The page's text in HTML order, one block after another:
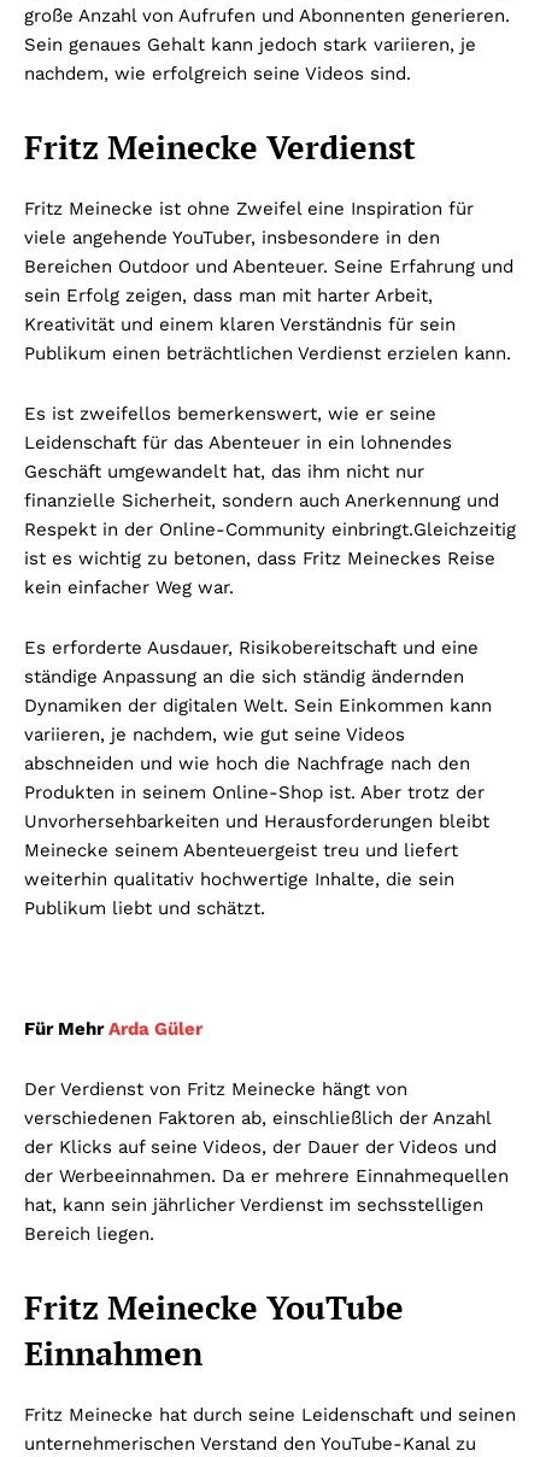
große Anzahl von Aufrufen und Abonnenten generieren.
Sein genaues Gehalt kann jedoch stark variieren, je
nachdem, wie erfolgreich seine Videos sind.
Fritz Meinecke Verdienst
Fritz Meinecke ist ohne Zweifel eine Inspiration für
viele angehende YouTuber, insbesondere in den
Bereichen Outdoor und Abenteuer. Seine Erfahrung und
sein Erfolg zeigen, dass man mit harter Arbeit,
Kreativität und einem klaren Verständnis für sein
Publikum einen beträchtlichen Verdienst erzielen kann.
Es ist zweifellos bemerkenswert, wie er seine
Leidenschaft für das Abenteuer in ein lohnendes
Geschäft umgewandelt hat, das ihm nicht nur
finanzielle Sicherheit, sondern auch Anerkennung und
Respekt in der Online-Community einbringt.Gleichzeitig
ist es wichtig zu betonen, dass Fritz Meineckes Reise
kein einfacher Weg war.
Es erforderte Ausdauer, Risikobereitschaft und eine
ständige Anpassung an die sich ständig ändernden
Dynamiken der digitalen Welt. Sein Einkommen kann
variieren, je nachdem, wie gut seine Videos
abschneiden und wie hoch die Nachfrage nach den
Produkten in seinem Online-Shop ist. Aber trotz der
Unvorhersehbarkeiten und Herausforderungen bleibt
Meinecke seinem Abenteuergeist treu und liefert
weiterhin qualitativ hochwertige Inhalte, die sein
Publikum liebt und schätzt.
Für MehrArda Güler
Der Verdienst von Fritz Meinecke hängt von
verschiedenen Faktoren ab, einschließlich der Anzahl
der Klicks auf seine Videos, der Dauer der Videos und
der Werbeeinnahmen. Da er mehrere Einnahmequellen
hat, kann sein jährlicher Verdienst im sechsstelligen
Bereich liegen.
Fritz Meinecke YouTube
Einnahmen
Fritz Meinecke hat durch seine Leidenschaft und seinen
unternehmerischen Verstand den YouTube-Kanal zu